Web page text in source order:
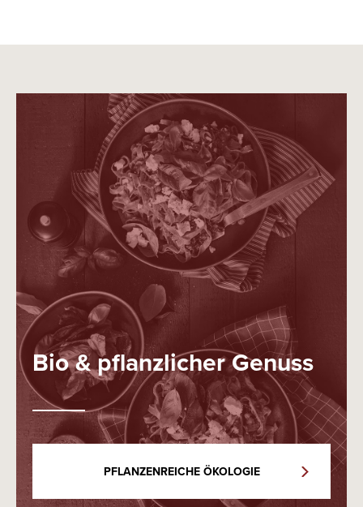
Bio & pflanzlicher Genuss
PFLANZENREICHE ÖKOLOGIE